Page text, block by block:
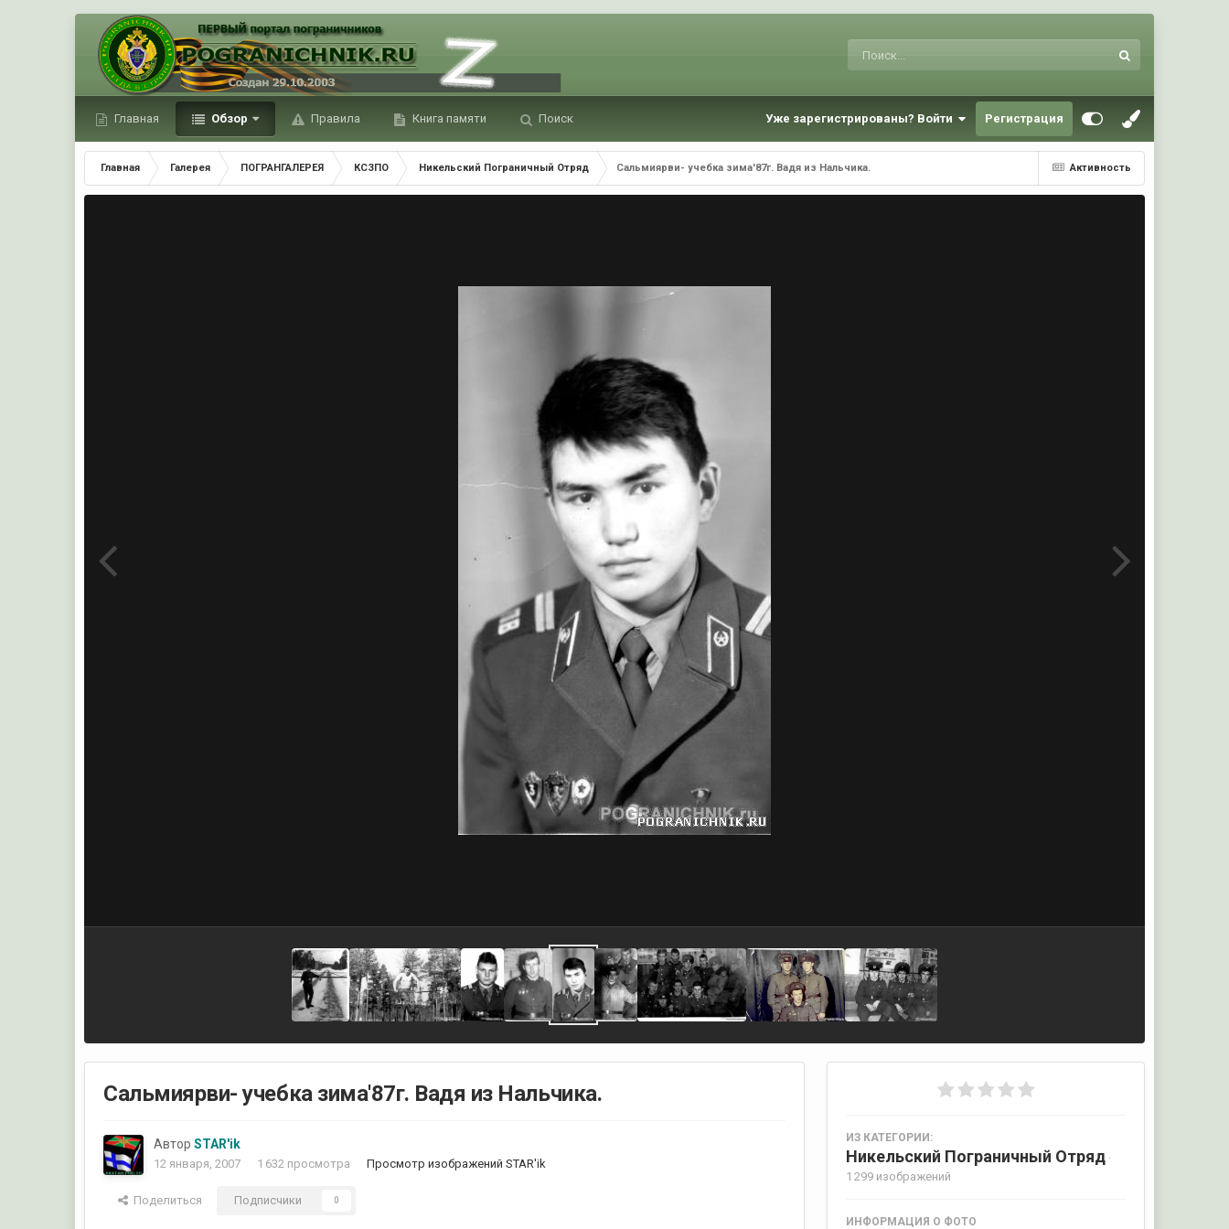
Главная Обзор Правила Книга памяти Поиск Уже зарегистрированы? Войти Регистрация
Активность
Главная Галерея ПОГРАНГАЛЕРЕЯ КСЗПО Никельский Пограничный Отряд Сальмиярви- учебка зима'87г. Вадя из Нальчика.
Сальмиярви- учебка зима'87г. Вадя из Нальчика.
АвторSTAR'ik
12 января, 2007 1 632 просмотра Просмотр изображений STAR'ik
Поделиться Подписчики 0
ИЗ КАТЕГОРИИ:
Никельский Пограничный Отряд ·
1 299 изображений
ИНФОРМАЦИЯ О ФОТО